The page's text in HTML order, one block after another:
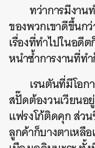
ทว่าการมีงาน
ของพวกเขาดีขึ้นก
เรื่องที่ทำไปในอดี
หนำซ้ำการงานที่ท
เรนตันที่มีโอ
สปั๊ดต้องวนเวียนอ
แฟรงโก้ติดคุก ส่ว
ลูกค้าก็บางตาเหลื